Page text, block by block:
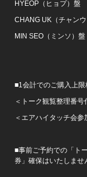
HYEOP（ヒョ
CHANG UK（チャン
MIN SEO（ミン
■1会計でのご購入上限
＜トーク観覧整理番
＜エアハイタッチ会
■事前ご予約での「ト
券」確保はいたしませ